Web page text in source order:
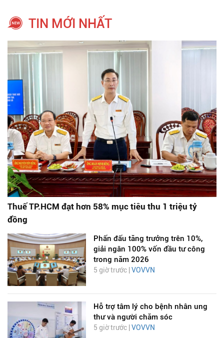
TIN MỚI NHẤT
Thuế TP.HCM đạt hơn 58% mục tiêu thu 1 triệu tỷ
đồng
Phấn đấu tăng trưởng trên 10%,
giải ngân 100% vốn đầu tư công
trong năm 2026
5 giờ trước | VOVVN
Hỗ trợ tâm lý cho bệnh nhân ung
thư và người chăm sóc
5 giờ trước |VOVVN